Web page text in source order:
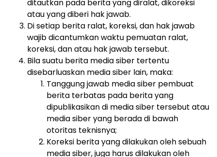
ditautkan pada berita yang diralat, dikoreksi
atau yang diberi hak jawab.
Di setiap berita ralat, koreksi, dan hak jawab
wajib dicantumkan waktu pemuatan ralat,
koreksi, dan atau hak jawab tersebut.
Bila suatu berita media siber tertentu
disebarluaskan media siber lain, maka:
Tanggung jawab media siber pembuat
berita terbatas pada berita yang
dipublikasikan di media siber tersebut atau
media siber yang berada di bawah
otoritas teknisnya;
Koreksi berita yang dilakukan oleh sebuah
media siber, juga harus dilakukan oleh